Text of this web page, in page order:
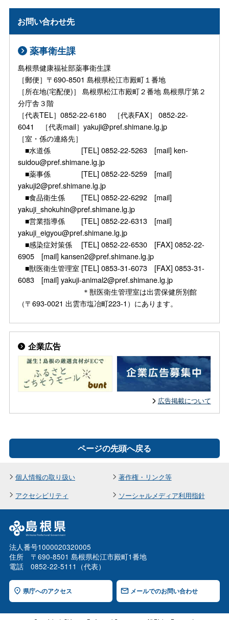
お問い合わせ先
薬事衛生課
島根県健康福祉部薬事衛生課
［郵便］〒690-8501 島根県松江市殿町１番地
［所在地(宅配便)］ 島根県松江市殿町２番地 島根県庁第２
分庁舎３階
［代表TEL］0852-22-6180 ［代表FAX］ 0852-22-
6041 ［代表mail］yakuji@pref.shimane.lg.jp
［室・係の連絡先］
■水道係 [TEL] 0852-22-5263 [mail] ken-
suidou@pref.shimane.lg.jp
■薬事係 [TEL] 0852-22-5259 [mail]
yakuji2@pref.shimane.lg.jp
■食品衛生係 [TEL] 0852-22-6292 [mail]
yakuji_shokuhin@pref.shimane.lg.jp
■営業指導係 [TEL] 0852-22-6313 [mail]
yakuji_eigyou@pref.shimane.lg.jp
■感染症対策係 [TEL] 0852-22-6530 [FAX] 0852-22-
6905 [mail] kansen2@pref.shimane.lg.jp
■獣医衛生管理室 [TEL] 0853-31-6073 [FAX] 0853-31-
6083 [mail] yakuji-animal2@pref.shimane.lg.jp
＊獣医衛生管理室は出雲保健所別館
（〒693-0021 出雲市塩冶町223-1）にあります。
企業広告
広告掲載について
ページの先頭へ戻る
個人情報の取り扱い
著作権・リンク等
アクセシビリティ
ソーシャルメディア利用指針
法人番号1000020320005
住所 〒690-8501 島根県松江市殿町1番地
電話 0852-22-5111（代表）
県庁へのアクセス メールでのお問い合わせ